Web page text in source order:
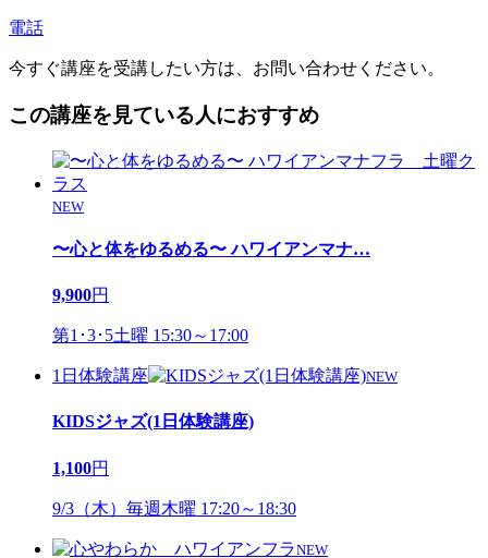
電話
今すぐ講座を受講したい方は、お問い合わせください。
この講座を見ている人におすすめ
NEW
〜心と体をゆるめる〜 ハワイアンマナ…
9,900円
第1･3･5土曜 15:30～17:00
1日体験講座 NEW
KIDSジャズ(1日体験講座)
1,100円
9/3（木）毎週木曜 17:20～18:30
NEW